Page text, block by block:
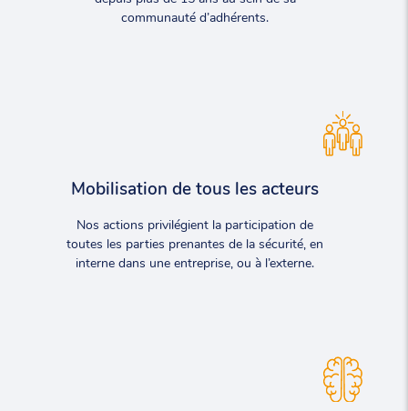
communauté d’adhérents.
Mobilisation de tous les acteurs
Nos actions privilégient la participation de
toutes les parties prenantes de la sécurité, en
interne dans une entreprise, ou à l’externe.